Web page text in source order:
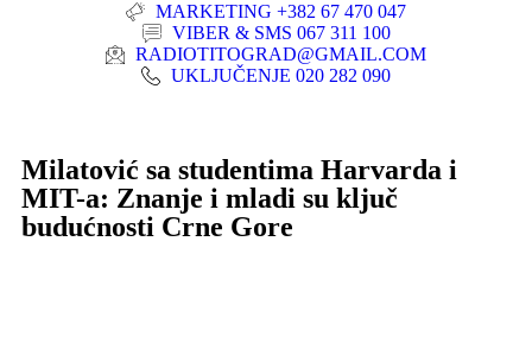
MARKETING +382 67 470 047
VIBER & SMS 067 311 100
RADIOTITOGRAD@GMAIL.COM
UKLJUČENJE 020 282 090
Milatović sa studentima Harvarda i
MIT-a: Znanje i mladi su ključ
budućnosti Crne Gore